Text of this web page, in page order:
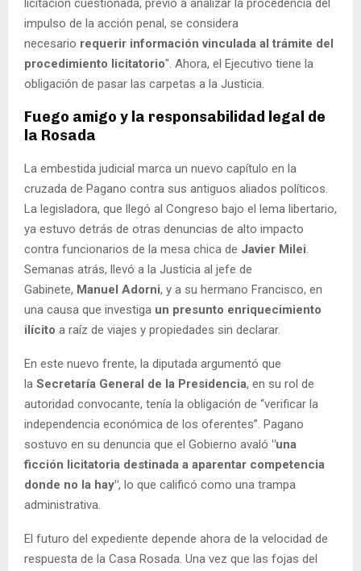
licitación cuestionada, previo a analizar la procedencia del
impulso de la acción penal, se considera
necesario requerir información vinculada al trámite del
procedimiento licitatorio". Ahora, el Ejecutivo tiene la
obligación de pasar las carpetas a la Justicia.
Fuego amigo y la responsabilidad legal de
la Rosada
La embestida judicial marca un nuevo capítulo en la
cruzada de Pagano contra sus antiguos aliados políticos.
La legisladora, que llegó al Congreso bajo el lema libertario,
ya estuvo detrás de otras denuncias de alto impacto
contra funcionarios de la mesa chica de Javier Milei.
Semanas atrás, llevó a la Justicia al jefe de
Gabinete, Manuel Adorni, y a su hermano Francisco, en
una causa que investiga un presunto enriquecimiento
ilícito a raíz de viajes y propiedades sin declarar.
En este nuevo frente, la diputada argumentó que
la Secretaría General de la Presidencia, en su rol de
autoridad convocante, tenía la obligación de “verificar la
independencia económica de los oferentes”. Pagano
sostuvo en su denuncia que el Gobierno avaló "una
ficción licitatoria destinada a aparentar competencia
donde no la hay", lo que calificó como una trampa
administrativa.
El futuro del expediente depende ahora de la velocidad de
respuesta de la Casa Rosada. Una vez que las fojas del